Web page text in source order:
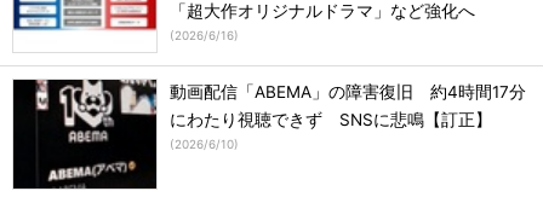
「超大作オリジナルドラマ」など強化へ
(2026/6/16)
動画配信「ABEMA」の障害復旧 約4時間17分
にわたり視聴できず SNSに悲鳴【訂正】
(2026/6/10)